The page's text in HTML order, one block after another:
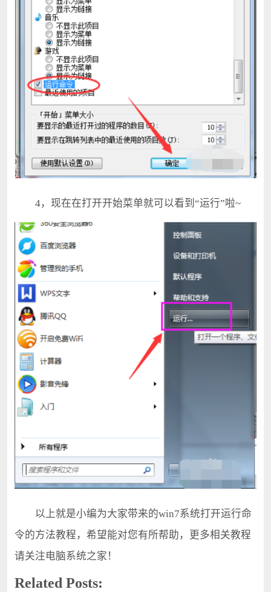
4，现在在打开开始菜单就可以看到“运行”啦~
以上就是小编为大家带来的win7系统打开运行命
令的方法教程，希望能对您有所帮助，更多相关教程
请关注电脑系统之家！
Related Posts: